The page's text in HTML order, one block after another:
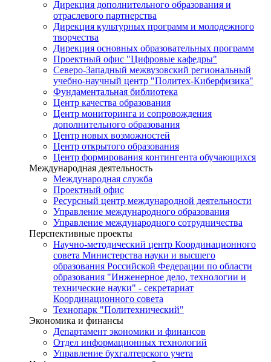
Дирекция дополнительного образования и
отраслевого партнерства
Дирекция культурных программ и молодежного
творчества
Дирекция основных образовательных программ
Проектный офис "Цифровые кафедры"
Северо-Западный межвузовский региональный
учебно-научный центр "Политех-Киберфизика"
Фундаментальная библиотека
Центр качества образования
Центр мониторинга и сопровождения
дополнительного образования
Центр новых возможностей
Центр открытого образования
Центр формирования контингента обучающихся
Международная деятельность
Международная служба
Проектный офис
Ресурсный центр международной деятельности
Управление международного образования
Управление международного сотрудничества
Перспективные проекты
Научно-методический центр Координационного
совета Министерства науки и высшего
образования Российской Федерации по области
образования "Инженерное дело, технологии и
технические науки" - секретариат
Координационного совета
Технопарк "Политехнический"
Экономика и финансы
Департамент экономики и финансов
Отдел информационных технологий
Управление бухгалтерского учета